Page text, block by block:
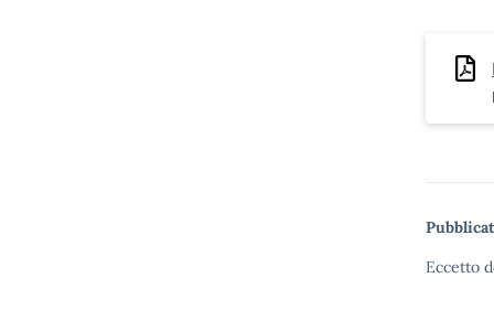
PIERINI
Eccetto